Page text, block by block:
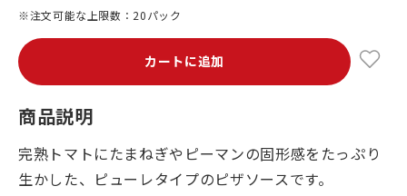
※注文可能な上限数：20パック
カートに追加
商品説明
完熟トマトにたまねぎやピーマンの固形感をたっぷり
生かした、ピューレタイプのピザソースです。